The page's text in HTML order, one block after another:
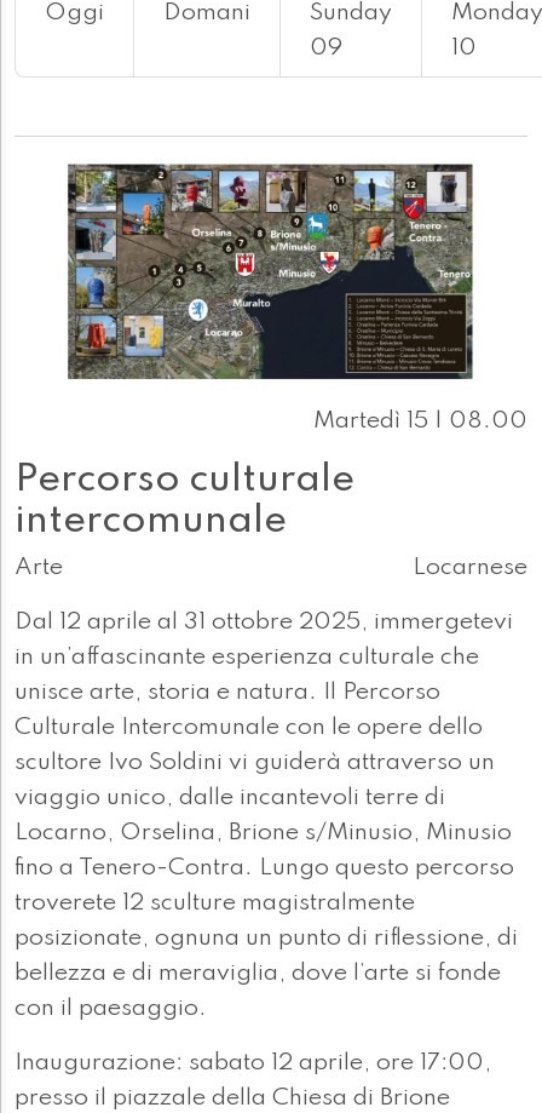
Oggi Domani
Sunday
09
Monday
10
Martedì 15 | 08.00
Percorso culturale
intercomunale
Arte Locarnese
Dal 12 aprile al 31 ottobre 2025, immergetevi
in un’affascinante esperienza culturale che
unisce arte, storia e natura. Il Percorso
Culturale Intercomunale con le opere dello
scultore Ivo Soldini vi guiderà attraverso un
viaggio unico, dalle incantevoli terre di
Locarno, Orselina, Brione s/Minusio, Minusio
fino a Tenero-Contra. Lungo questo percorso
troverete 12 sculture magistralmente
posizionate, ognuna un punto di riflessione, di
bellezza e di meraviglia, dove l’arte si fonde
con il paesaggio.
Inaugurazione: sabato 12 aprile, ore 17:00,
presso il piazzale della Chiesa di Brione